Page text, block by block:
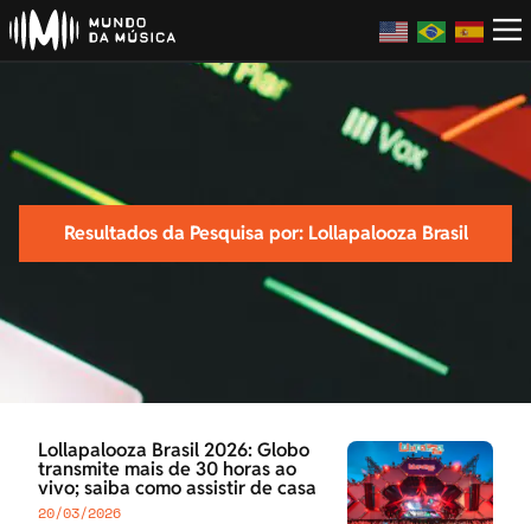
Resultados da Pesquisa por: Lollapalooza Brasil
Lollapalooza Brasil 2026: Globo
transmite mais de 30 horas ao
vivo; saiba como assistir de casa
20/03/2026